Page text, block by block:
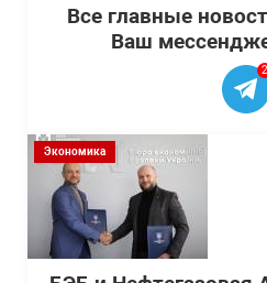
Все главные
Ваш
2
Экономика